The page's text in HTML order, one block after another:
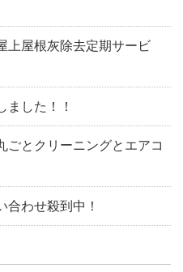
上屋根灰除去定期サービ
ました！！
とクリーニングとエアコ
合わせ殺到中！